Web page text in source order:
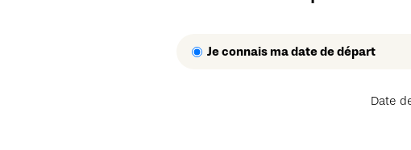
Je connais ma date de départ
Date